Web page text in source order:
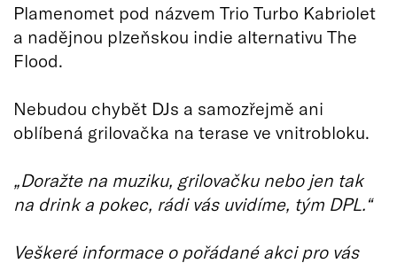
Plamenomet pod názvem Trio Turbo Kabriolet
a nadějnou plzeňskou indie alternativu The
Flood.
Nebudou chybět DJs a samozřejmě ani
oblíbená grilovačka na terase ve vnitrobloku.
„Doražte na muziku, grilovačku nebo jen tak
na drink a pokec, rádi vás uvidíme, tým DPL.“
Veškeré informace o pořádané akci pro vás